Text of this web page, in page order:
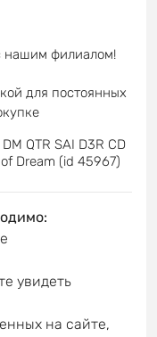
нашим филиалом!
для постоянных
QTR SAI D3R CD
Dream (id 45967)
увидеть
на сайте,